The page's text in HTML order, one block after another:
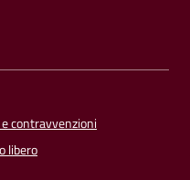
contravvenzioni
libero